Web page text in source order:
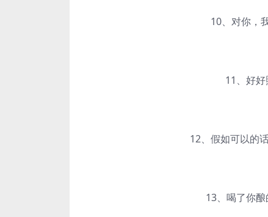
10、对你，我
11、好好照
12、假如可以的话
13、喝了你酿的